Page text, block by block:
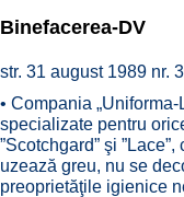
Binefacerea-DV
str. 31 august 1989 nr.
• Compania
specializate pentru
”Scotchgard” şi
uzează greu, nu se
preoprietăţile igienice